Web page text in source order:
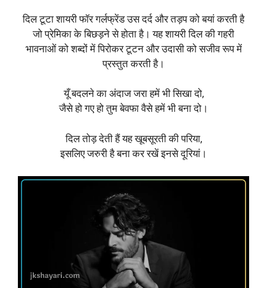
दिल टूटा शायरी फॉर गर्लफ्रेंड उस दर्द और तड़प को बयां करती है
जो प्रेमिका के बिछड़ने से होता है। यह शायरी दिल की गहरी
भावनाओं को शब्दों में पिरोकर टूटन और उदासी को सजीव रूप में
प्रस्तुत करती है।
यूँ बदलने का अंदाज जरा हमें भी सिखा दो,
जैसे हो गए हो तुम बेवफा वैसे हमें भी बना दो।
दिल तोड़ देती हैं यह खूबसूरती की परिया,
इसलिए जरुरी है बना कर रखें इनसे दूरियां।